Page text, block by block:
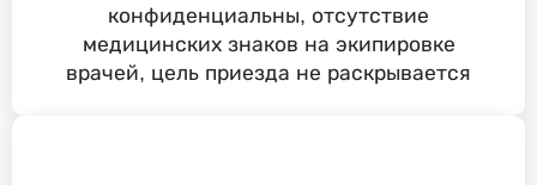
конфиденциальны, отсутствие
медицинских знаков на экипировке
врачей, цель приезда не раскрывается